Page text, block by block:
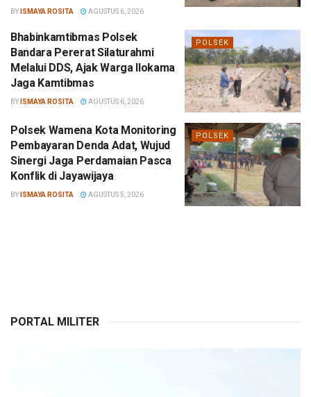
BY ISMAYA ROSITA AGUSTUS 6, 2026
POLSEK
Bhabinkamtibmas Polsek
Bandara Pererat Silaturahmi
Melalui DDS, Ajak Warga Ilokama
Jaga Kamtibmas
BY ISMAYA ROSITA AGUSTUS 6, 2026
POLSEK
Polsek Wamena Kota Monitoring
Pembayaran Denda Adat, Wujud
Sinergi Jaga Perdamaian Pasca
Konflik di Jayawijaya
BY ISMAYA ROSITA AGUSTUS 5, 2026
PORTAL MILITER